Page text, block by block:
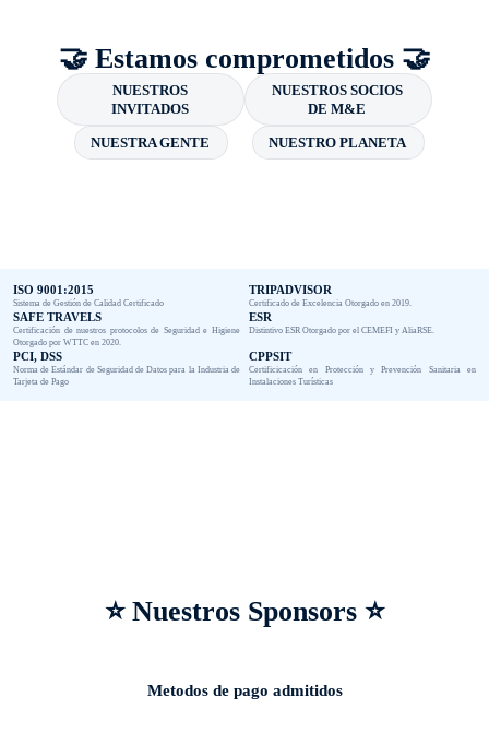
🤝 Estamos comprometidos 🤝
NUESTROS
INVITADOS
NUESTROS SOCIOS
DE M&E
NUESTRA GENTE NUESTRO PLANETA
ISO 9001:2015
Sistema de Gestión de Calidad Certificado
TRIPADVISOR
Certificado de Excelencia Otorgado en 2019.
SAFE TRAVELS
Certificación de nuestros protocolos de Seguridad e Higiene
Otorgado por WTTC en 2020.
ESR
Distintivo ESR Otorgado por el CEMEFI y AliaRSE.
PCI, DSS
Norma de Estándar de Seguridad de Datos para la Industria de
Tarjeta de Pago
CPPSIT
Certificicación en Protección y Prevención Sanitaria en
Instalaciones Turísticas
⭐ Nuestros Sponsors ⭐
Metodos de pago admitidos